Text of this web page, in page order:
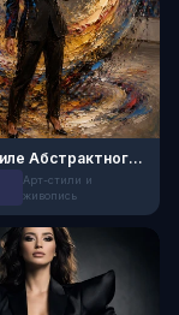
Муза в стиле Абстрактного Экспрессионизма
Арт-стили и
живопись